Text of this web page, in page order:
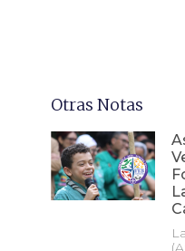
Otras Notas